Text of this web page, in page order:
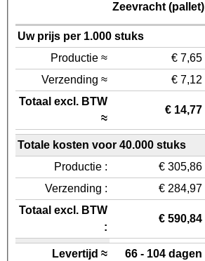
Zeevracht (pallet)
Uw prijs per 1.000 stuks
Productie ≈
€ 7,65
Verzending ≈
€ 7,12
Totaal excl. BTW
≈
€ 14,77
Totale kosten voor 40.000 stuks
Productie :
€ 305,86
Verzending :
€ 284,97
Totaal excl. BTW
:
€ 590,84
Levertijd ≈ 66 - 104 dagen